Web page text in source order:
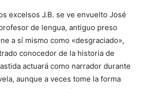
excelsos J.B. se ve envuelto José
de lengua, antiguo preso
a sí mismo como «desgraciado»,
conocedor de la historia de
actuará como narrador durante
aunque a veces tome la forma